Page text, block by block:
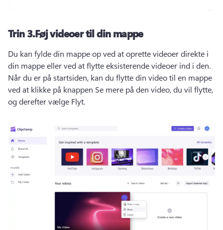
Trin 3.Føj videoer til din mappe
Du kan fylde din mappe op ved at oprette videoer direkte i
Når du er på startsiden, kan du flytte din video til en mappe
ved at klikke på knappen Se mere på den video, du vil flytte,
og derefter vælge Flyt.